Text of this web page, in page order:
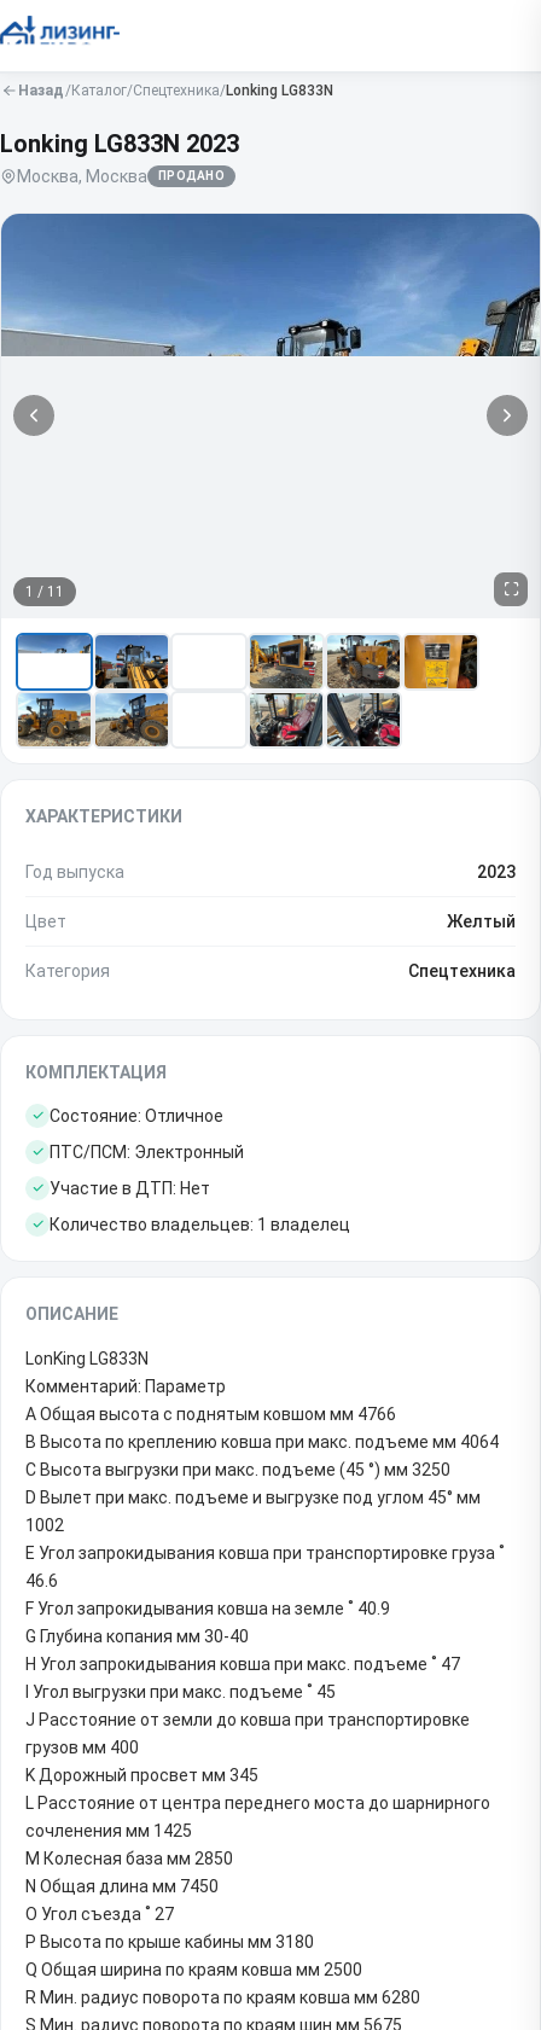
Назад/Каталог/Спецтехника/Lonking LG833N
Lonking LG833N 2023
Москва, Москва ПРОДАНО
1 / 11
ХАРАКТЕРИСТИКИ
Год выпуска 2023
Цвет Желтый
Категория Спецтехника
КОМПЛЕКТАЦИЯ
Состояние: Отличное
ПТС/ПСМ: Электронный
Участие в ДТП: Нет
Количество владельцев: 1 владелец
ОПИСАНИЕ
LonKing LG833N
Комментарий: Параметр
A Общая высота с поднятым ковшом мм 4766
B Высота по креплению ковша при макс. подъеме мм 4064
C Высота выгрузки при макс. подъеме (45 °) мм 3250
D Вылет при макс. подъеме и выгрузке под углом 45° мм
1002
E Угол запрокидывания ковша при транспортировке груза ˚
46.6
F Угол запрокидывания ковша на земле ˚ 40.9
G Глубина копания мм 30-40
H Угол запрокидывания ковша при макс. подъеме ˚ 47
I Угол выгрузки при макс. подъеме ˚ 45
J Расстояние от земли до ковша при транспортировке
грузов мм 400
K Дорожный просвет мм 345
L Расстояние от центра переднего моста до шарнирного
сочленения мм 1425
M Колесная база мм 2850
N Общая длина мм 7450
O Угол съезда ˚ 27
P Высота по крыше кабины мм 3180
Q Общая ширина по краям ковша мм 2500
R Мин. радиус поворота по краям ковша мм 6280
S Мин. радиус поворота по краям шин мм 5675